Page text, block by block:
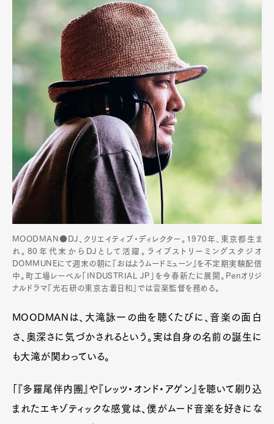
MOODMAN●DJ、クリエイティブ・ディレクター。1970年、東京都生ま
れ。80年代末からDJとして活躍。ライブストリーミングスタジオ
DOMMUNEにて週末の朝に『おはようムードミューン』を不定期実験配信
中。町工場レーベル「INDUSTRIAL JP」を今春新たに展開。Penオリジ
ナルドラマ『光石研の東京古着日和』では音楽監督を務める。
MOODMANは、大滝詠一の曲を聴くたびに、音楽の面白
さ、奥深さに気づかされるという。実は自身の名前の誕生に
も大滝が関わっている。
「『多羅尾伴内團』や『レッツ・オンド・アゲン』を聴いて刷り込
まれたエキゾティックな感覚は、僕がムード音楽を好きにな